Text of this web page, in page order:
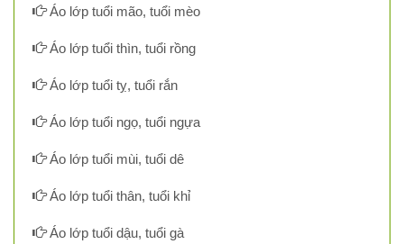
Áo lớp tuổi mão, tuổi mèo
Áo lớp tuổi thìn, tuổi rồng
Áo lớp tuổi tỵ, tuổi rắn
Áo lớp tuổi ngọ, tuổi ngựa
Áo lớp tuổi mùi, tuổi dê
Áo lớp tuổi thân, tuổi khỉ
Áo lớp tuổi dậu, tuổi gà